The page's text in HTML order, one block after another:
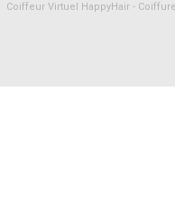
Coiffeur Virtuel HappyHair -